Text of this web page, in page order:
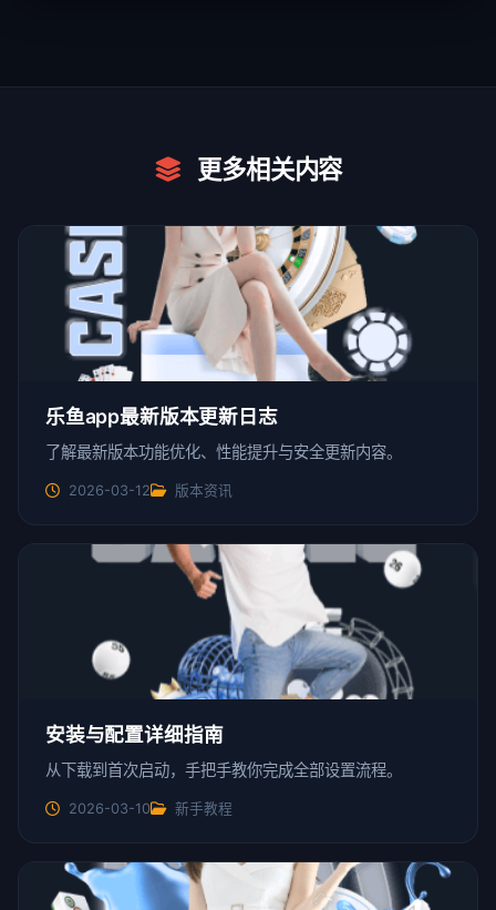
更多相关内容
乐鱼app最新版本更新日志
了解最新版本功能优化、性能提升与安全更新内容。
2026-03-12 版本资讯
安装与配置详细指南
从下载到首次启动，手把手教你完成全部设置流程。
2026-03-10 新手教程